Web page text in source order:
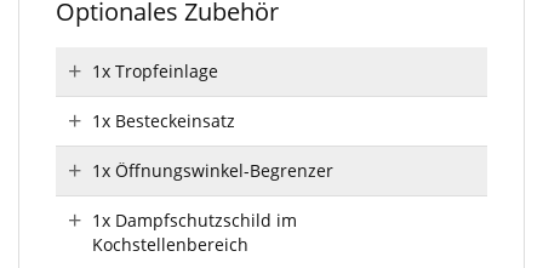
Optionales Zubehör
1x Tropfeinlage
1x Besteckeinsatz
1x Öffnungswinkel-Begrenzer
1x Dampfschutzschild im
Kochstellenbereich